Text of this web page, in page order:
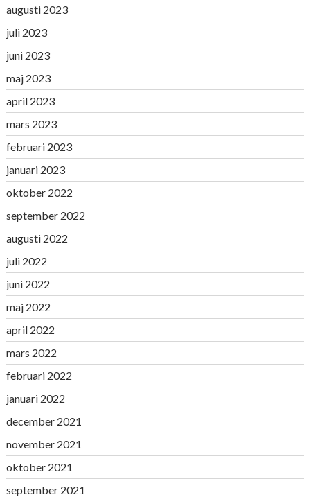
augusti 2023
juli 2023
juni 2023
maj 2023
april 2023
mars 2023
februari 2023
januari 2023
oktober 2022
september 2022
augusti 2022
juli 2022
juni 2022
maj 2022
april 2022
mars 2022
februari 2022
januari 2022
december 2021
november 2021
oktober 2021
september 2021